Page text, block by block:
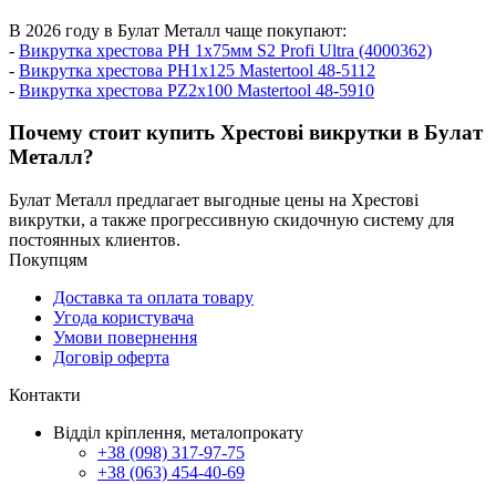
В 2026 году в Булат Металл чаще покупают:
- Викрутка хрестова PH 1x75мм S2 Profi Ultra (4000362)
- Викрутка хрестова РН1x125 Mastertool 48-5112
- Викрутка хрестова РZ2x100 Mastertool 48-5910
Почему стоит купить Хрестові викрутки в Булат
Металл?
Булат Металл предлагает выгодные цены на Хрестові
викрутки, а также прогрессивную скидочную систему для
постоянных клиентов.
Покупцям
Доставка та оплата товару
Угода користувача
Умови повернення
Договір оферта
Контакти
Відділ кріплення, металопрокату
+38 (098) 317-97-75
+38 (063) 454-40-69